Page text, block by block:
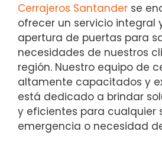
Cerrajeros Santander se
ofrecer un servicio integral
apertura de puertas para
necesidades de nuestros
región. Nuestro equipo de
altamente capacitados y
está dedicado a brindar
y eficientes para cualquier
emergencia o necesidad